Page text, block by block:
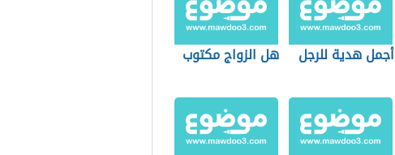
أجمل هدية للرجل هل الزواج مكتوب